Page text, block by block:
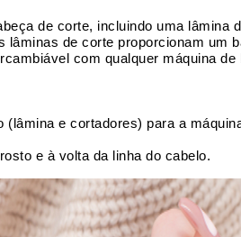
de corte, incluindo uma lâmina
lâminas de corte proporcionam um
com qualquer máquina
e cortadores) para a
e à volta da linha do cabelo.